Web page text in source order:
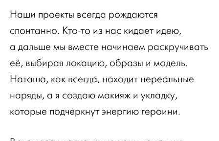
Наши проекты всегда рождаются
спонтанно. Кто-то из нас кидает идею,
а дальше мы вместе начинаем раскручивать
её, выбирая локацию, образы и модель.
Наташа, как всегда, находит нереальные
наряды, а я создаю макияж и укладку,
которые подчеркнут энергию героини.